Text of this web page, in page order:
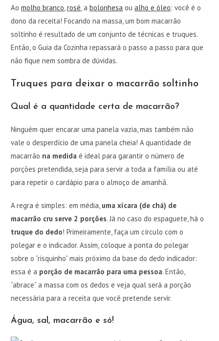
Aomolho branco,rosé, abolonhesa oualho e óleo: você é o
dono da receita! Focando na massa, um bom macarrão
soltinho é resultado de um conjunto de técnicas e truques.
Então, o Guia da Cozinha repassará o passo a passo para que
não fique nem sombra de dúvidas.
Truques para deixar o macarrão soltinho
Qual é a quantidade certa de macarrão?
Ninguém quer encarar uma panela vazia, mas também não
vale o desperdício de uma panela cheia! A quantidade de
macarrão na medida é ideal para garantir o número de
porções pretendida, seja para servir a toda a família ou até
para repetir o cardápio para o almoço de amanhã.
A regra é simples: em média, uma xícara (de chá) de
macarrão cru serve 2 porções. Já no caso do espaguete, há o
truque do dedo! Primeiramente, faça um círculo com o
polegar e o indicador. Assim, coloque a ponta do polegar
sobre o “risquinho” mais próximo da base do dedo indicador:
essa é a porção de macarrão para uma pessoa. Então,
“abrace” a massa com os dedos e veja qual será a porção
necessária para a receita que você pretende servir.
Água, sal, macarrão e só!